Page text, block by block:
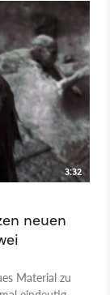
damit habt
Namen
CI Games
Lords of the
mehr so
denn
vom Studio
aus. Im
Oktober
sollten.
3:32
neuen
Material zu